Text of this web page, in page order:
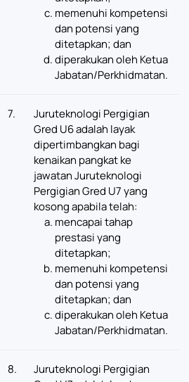
memenuhi kompetensi
dan potensi yang
ditetapkan; dan
diperakukan oleh Ketua
Jabatan/Perkhidmatan.
7.
Juruteknologi Pergigian
Gred U6 adalah layak
dipertimbangkan bagi
kenaikan pangkat ke
jawatan Juruteknologi
Pergigian Gred U7 yang
kosong apabila telah:
mencapai tahap
prestasi yang
ditetapkan;
memenuhi kompetensi
dan potensi yang
ditetapkan; dan
diperakukan oleh Ketua
Jabatan/Perkhidmatan.
8.
Juruteknologi Pergigian